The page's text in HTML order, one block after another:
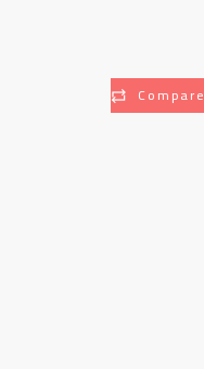
Compare